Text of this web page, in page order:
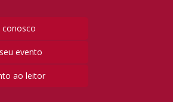
conosco
evento
ao leitor